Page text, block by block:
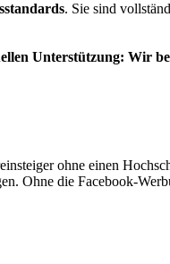
. Sie sind
Unterstützung: Wir
ohne einen
Ohne die Facebook-